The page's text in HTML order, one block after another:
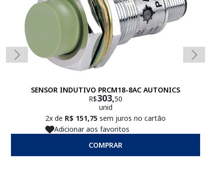
SENSOR INDUTIVO PRCM18-8AC AUTONICS
R$303,50
unid
2x de R$ 151,75 sem juros no cartão
Adicionar aos favoritos
COMPRAR